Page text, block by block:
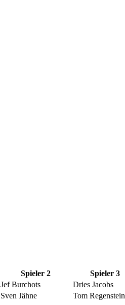
Spieler 2 Spieler 3
Jef Burchots Dries Jacobs
Sven Jähne Tom Regenstein